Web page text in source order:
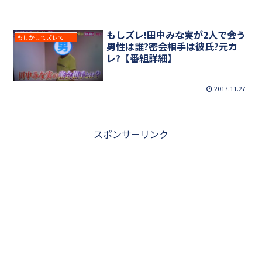
もしかしてズレてる？
もしズレ!田中みな実が2人で会う
男性は誰?密会相手は彼氏?元カ
レ?【番組詳細】
2017.11.27
スポンサーリンク